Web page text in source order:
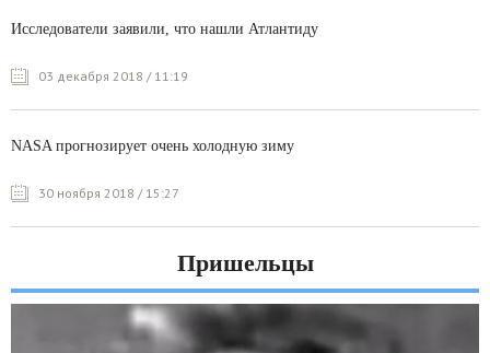
Исследователи заявили, что нашли Атлантиду
03 декабря 2018 / 11:19
NASA прогнозирует очень холодную зиму
30 ноября 2018 / 15:27
Пришельцы